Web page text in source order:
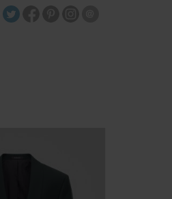
Udostępnij na Twitterze